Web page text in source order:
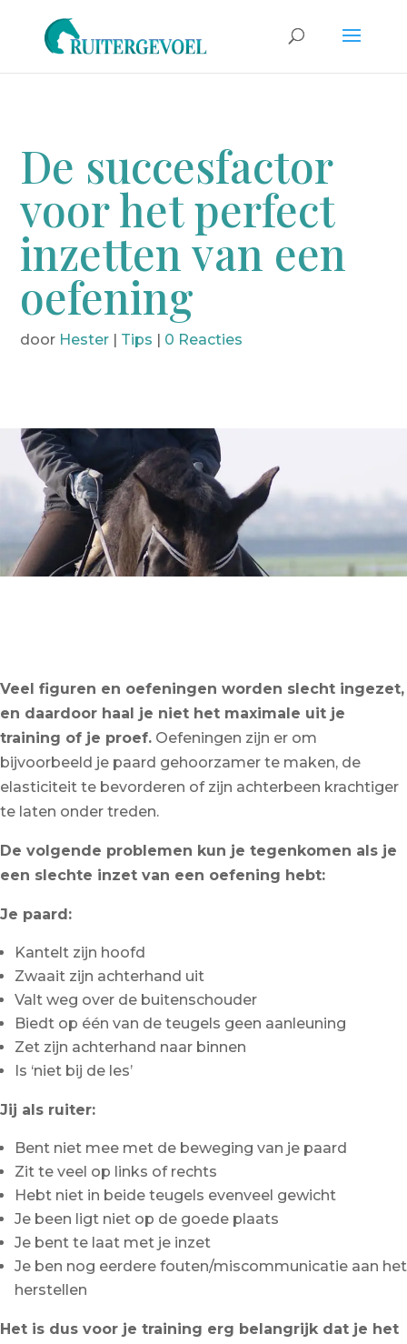
De succesfactor
voor het perfect
inzetten van een
oefening
door Hester | Tips | 0 Reacties
Veel figuren en oefeningen worden slecht ingezet,
en daardoor haal je niet het maximale uit je
training of je proef. Oefeningen zijn er om
bijvoorbeeld je paard gehoorzamer te maken, de
elasticiteit te bevorderen of zijn achterbeen krachtiger
te laten onder treden.
De volgende problemen kun je tegenkomen als je
een slechte inzet van een oefening hebt:
Je paard:
Kantelt zijn hoofd
Zwaait zijn achterhand uit
Valt weg over de buitenschouder
Biedt op één van de teugels geen aanleuning
Zet zijn achterhand naar binnen
Is ‘niet bij de les’
Jij als ruiter:
Bent niet mee met de beweging van je paard
Zit te veel op links of rechts
Hebt niet in beide teugels evenveel gewicht
Je been ligt niet op de goede plaats
Je bent te laat met je inzet
Je ben nog eerdere fouten/miscommunicatie aan het
herstellen
Het is dus voor je training erg belangrijk dat je het